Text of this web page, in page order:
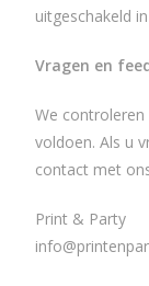
uitgeschakeld
Vragen en
We
voldoen. Als u
contact met
Print & Party